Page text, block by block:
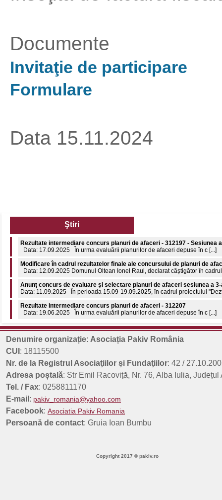
Documente
Invitaţie de participare
Formulare
Data 15.11.2024
Ştiri
Rezultate intermediare concurs planuri de afaceri - 312197 - Sesiunea
Data: 17.09.2025 În urma evaluării planurilor de afaceri depuse în c [...]
Modificare în cadrul rezultatelor finale ale concursului de planuri de
Data: 12.09.2025 Domunul Oltean Ionel Raul, declarat câștigător în cadrul
Anunț concurs de evaluare și selectare planuri de afaceri sesiunea a 3-
Data: 11.09.2025 În perioada 15.09-19.09.2025, în cadrul proiectului
Rezultate intermediare concurs planuri de afaceri - 312207
Data: 19.06.2025 În urma evaluării planurilor de afaceri depuse în c [...]
Comunicat de presă: 8 aprilie 2026 - Ziua internațională a Romilor
Rezultate finale concurs planuri de afaceri - 312197 - Sesiunea a 3-a
Data: 18.09.2025 În urma evaluării planurilor de afaceri depuse în c [...]
Denumire organizație: Asociația Pakiv România
CUI : 18115500
Nr. de la Registrul Asociaţiilor şi Fundaţiilor: 42 /
Adresa poștală: Str Emil Racoviță, Nr. 76, Alba Iulia, Județul
Tel. / Fax: 0258811170
E-mail : pakiv_romania@yahoo.com
Facebook: Asociatia Pakiv Romania
Persoană de contact: Gruia Ioan Bumbu
Copyright 2017 © pakiv.ro